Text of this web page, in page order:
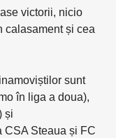
victorii, nicio
calasament și cea
sunt
în liga a doua),
și
Steaua și FC